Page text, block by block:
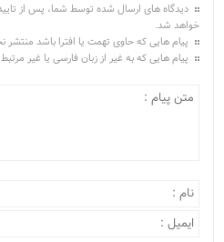
دیدگاه های ارسال شده توسط شما، پس از
خواهد شد.
پیام هایی که حاوی تهمت یا افترا باشد منتشر
پیام هایی که به غیر از زبان فارسی یا غیر